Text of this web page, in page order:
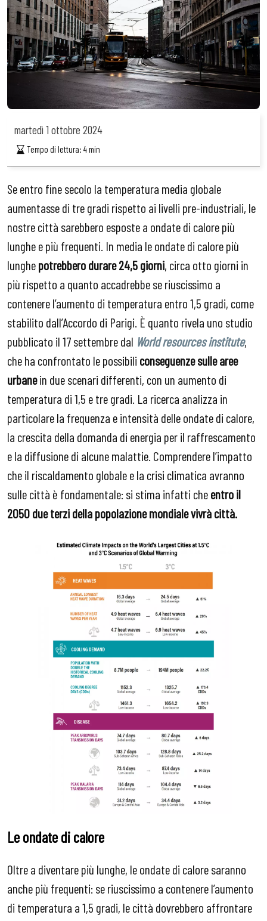
martedì 1 ottobre 2024
Tempo di lettura:4min
Se entro fine secolo la temperatura media globale
aumentasse di tre gradi rispetto ai livelli pre-industriali, le
nostre città sarebbero esposte a ondate di calore più
lunghe e più frequenti. In media le ondate di calore più
lunghepotrebbero durare 24,5 giorni, circa otto giorni in
più rispetto a quanto accadrebbe se riuscissimo a
contenere l’aumento di temperatura entro 1,5 gradi, come
stabilito dall’Accordo di Parigi. È quanto rivela uno studio
pubblicato il 17 settembre dal World resources institute,
che ha confrontato le possibili conseguenze sulle aree
urbanein due scenari differenti, con un aumento di
temperatura di 1,5 e tre gradi. La ricerca analizza in
particolare la frequenza e intensità delle ondate di calore,
la crescita della domanda di energia per il raffrescamento
e la diffusione di alcune malattie. Comprendere l’impatto
che il riscaldamento globale e la crisi climatica avranno
sulle città è fondamentale: si stima infatti cheentro il
2050 due terzi della popolazione mondiale vivrà città.
Le ondate di calore
Oltre a diventare più lunghe, le ondate di calore saranno
anche più frequenti: se riuscissimo a contenere l’aumento
di temperatura a 1,5 gradi, le città dovrebbero affrontare